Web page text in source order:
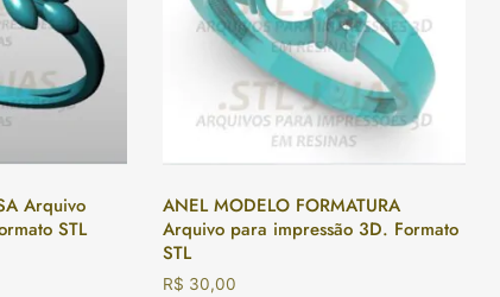
Arquivo
STL
ANEL MODELO FORMATURA
Arquivo para impressão 3D. Formato
STL
R$ 30,00